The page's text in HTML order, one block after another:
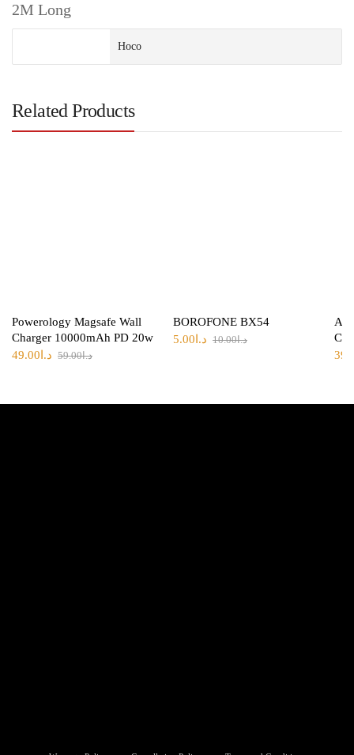
2M Long
Hoco
Related Products
Powerology Magsafe Wall
Charger 10000mAh PD 20w
د.ا59.00 د.ا 49.00
BOROFONE BX54
د.ا10.00 د.ا 5.00